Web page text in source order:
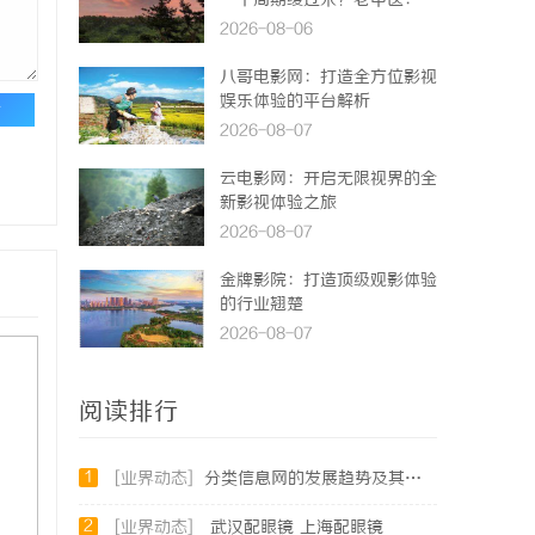
张辨证方对症，身体找回津液
2026-08-06
八哥电影网：打造全方位影视
娱乐体验的平台解析
2026-08-07
云电影网：开启无限视界的全
新影视体验之旅
2026-08-07
金牌影院：打造顶级观影体验
的行业翘楚
2026-08-07
阅读排行
1 [业界动态] 分类信息网的发展趋势及其在现代生活中的重要作用解析
2 [业界动态] 武汉配眼镜 上海配眼镜